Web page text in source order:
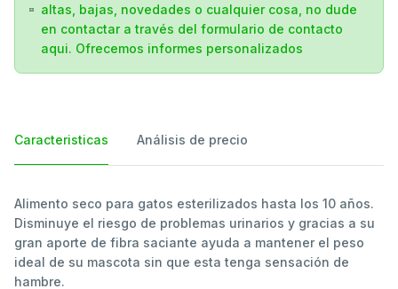
altas, bajas, novedades o cualquier cosa, no dude
en contactar a través del formulario de contacto
aqui. Ofrecemos informes personalizados
Caracteristicas Análisis de precio
Alimento seco para gatos esterilizados hasta los 10 años.
Disminuye el riesgo de problemas urinarios y gracias a su
gran aporte de fibra saciante ayuda a mantener el peso
ideal de su mascota sin que esta tenga sensación de
hambre.